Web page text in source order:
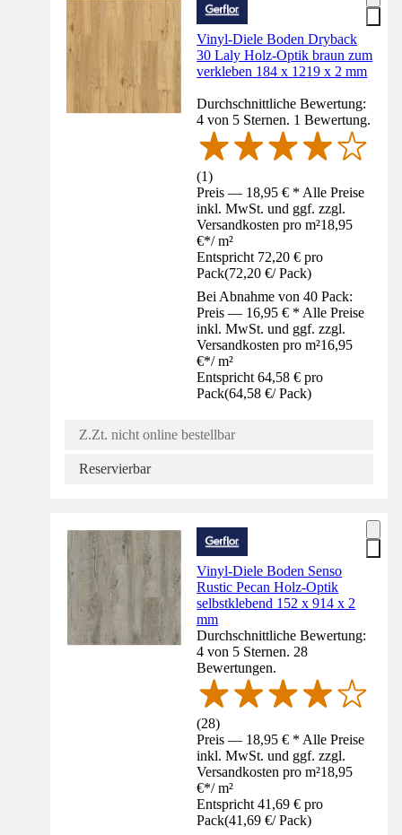
Vinyl-Diele Boden Dryback
30 Laly Holz-Optik braun zum
verkleben 184 x 1219 x 2 mm
Durchschnittliche Bewertung:
4 von 5 Sternen. 1 Bewertung.
(1)
Preis — 18,95 € * Alle Preise
inkl. MwSt. und ggf. zzgl.
Versandkosten pro m²18,95
€*/ m²
Entspricht 72,20 € pro
Pack(72,20 €/ Pack)
Bei Abnahme von 40 Pack:
Preis — 16,95 € * Alle Preise
inkl. MwSt. und ggf. zzgl.
Versandkosten pro m²16,95
€*/ m²
Entspricht 64,58 € pro
Pack(64,58 €/ Pack)
Z.Zt. nicht online bestellbar
Reservierbar
Vinyl-Diele Boden Senso
Rustic Pecan Holz-Optik
selbstklebend 152 x 914 x 2
mm
Durchschnittliche Bewertung:
4 von 5 Sternen. 28
Bewertungen.
(28)
Preis — 18,95 € * Alle Preise
inkl. MwSt. und ggf. zzgl.
Versandkosten pro m²18,95
€*/ m²
Entspricht 41,69 € pro
Pack(41,69 €/ Pack)